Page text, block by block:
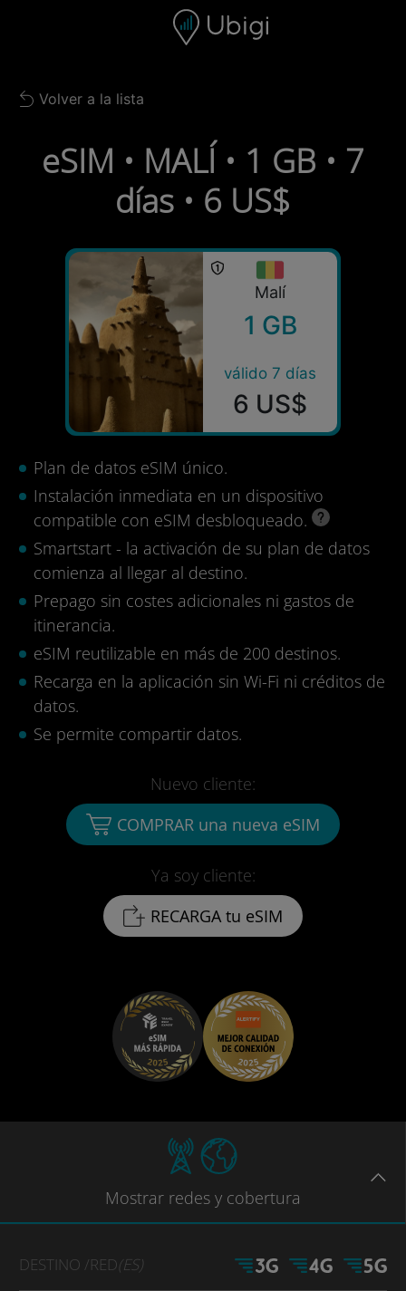
Barra de navegación
Back to list
Volver a la lista
eSIM • MALÍ • 1 GB • 7
días • 6 US$
Malí
1 GB
válido 7 días
6 US$
Plan de datos eSIM único.
Instalación inmediata en un dispositivo
compatible con eSIM desbloqueado.
Smartstart - la activación de su plan de datos
comienza al llegar al destino.
Prepago sin costes adicionales ni gastos de
itinerancia.
eSIM reutilizable en más de 200 destinos.
Recarga en la aplicación sin Wi-Fi ni créditos de
datos.
Se permite compartir datos.
Ya soy cliente:
RECARGA tu eSIM
Nuevo cliente:
COMPRAR una nueva eSIM
Mostrar redes y cobertura
DESTINO /RED(ES)